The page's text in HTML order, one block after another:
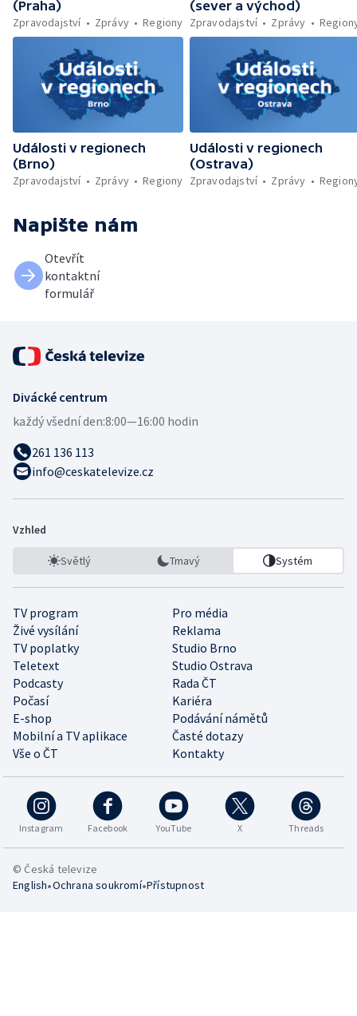
(Praha)
Zpravodajství
Zprávy Regiony
(sever a východ)
Zpravodajství
Zprávy
Události v regionech
(Brno)
Zpravodajství
Zprávy Regiony
Události v regionech
(Ostrava)
Zpravodajství
Zprávy
Napište nám
Otevřít
kontaktní
formulář
Divácké centrum
každý všední den:8:00—16:00 hodin
261 136 113
info@ceskatelevize.cz
Vzhled
Světlý Tmavý Systém
TV program
Pro média
Živé vysílání
Reklama
TV poplatky
Studio Brno
Teletext
Studio Ostrava
Podcasty
Rada ČT
Počasí
Kariéra
E-shop
Podávání námětů
Mobilní a TV aplikace
Časté dotazy
Vše o ČT
Kontakty
Instagram Facebook YouTube X Threads
© Česká televize
English•Ochrana soukromí•Přístupnost